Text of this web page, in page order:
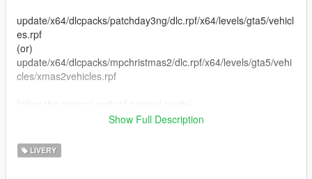
update/x64/dlcpacks/patchday3ng/dlc.rpf/x64/levels/gta5/vehicl
es.rpf
(or)
update/x64/dlcpacks/mpchristmas2/dlc.rpf/x64/levels/gta5/vehi
cles/xmas2vehicles.rpf
Replaced vehicle -mule
Show Full Description
LIVERY